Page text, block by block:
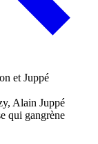
Alain Juppé
qui gangrène